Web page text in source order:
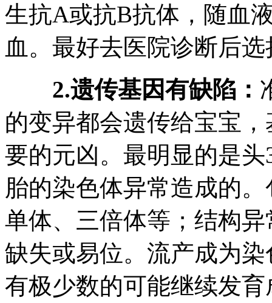
生抗A或抗B抗体，随血
血。最好去医院诊断后
2.遗传基因有缺陷：
的变异都会遗传给宝宝
要的元凶。最明显的是
胎的染色体异常造成的
单体、三倍体等；结构
缺失或易位。流产成为
有极少数的可能继续发